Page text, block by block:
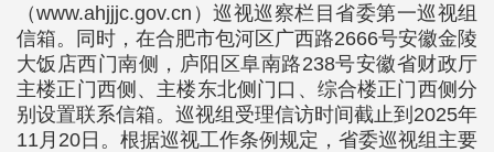
（www.ahjjjc.gov.cn）巡视巡察栏目省委第一巡视组
信箱。同时，在合肥市包河区广西路2666号安徽金陵
大饭店西门南侧，庐阳区阜南路238号安徽省财政厅
主楼正门西侧、主楼东北侧门口、综合楼正门西侧分
别设置联系信箱。巡视组受理信访时间截止到2025年
11月20日。根据巡视工作条例规定，省委巡视组主要